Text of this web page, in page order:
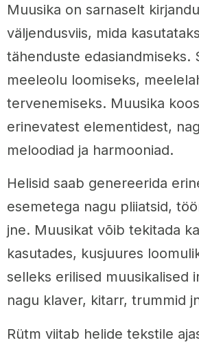
Muusika on sarnaselt
väljendusviis, mida
tähenduste edasiandmiseks.
meeleolu loomiseks,
tervenemiseks. Muusika
erinevatest elementidest,
meloodiad ja harmooniad.
Helisid saab genereerida
esemetega nagu pliiatsid,
jne. Muusikat võib tekitada
kasutades, kusjuures
selleks erilised muusikalised
nagu klaver, kitarr, trummid
Rütm viitab helide tekstile